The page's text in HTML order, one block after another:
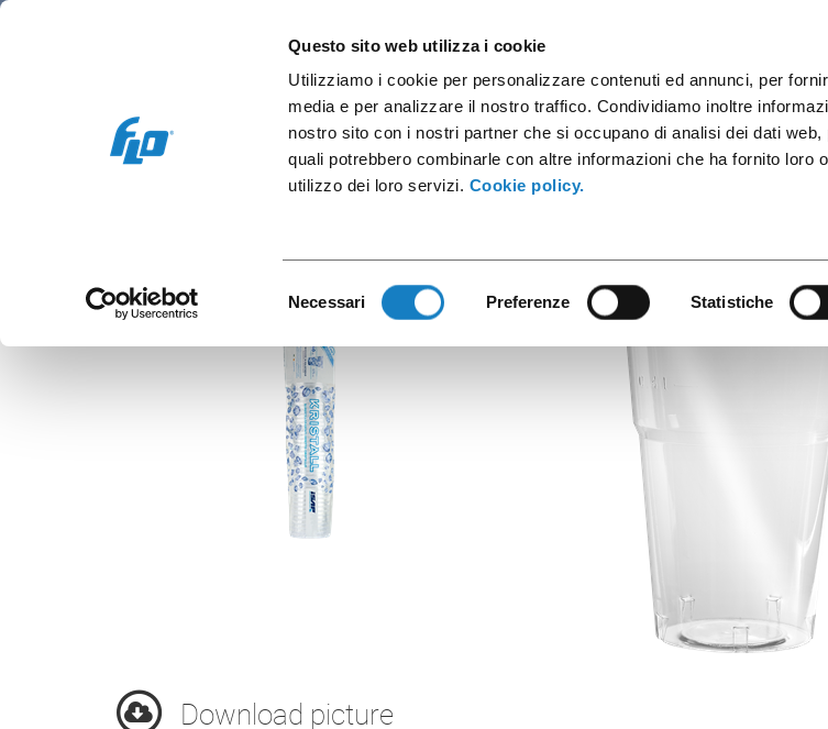
Questo sito web utilizza i cookie
Utilizziamo i cookie per personalizzare contenuti ed annunci, per
media e per analizzare il nostro traffico. Condividiamo inoltre
nostro sito con i nostri partner che si occupano di analisi dei dati
quali potrebbero combinarle con altre informazioni che ha fornito loro
utilizzo dei loro servizi. Cookie policy.
Necessari Preferenze Statistiche
Vending and office Coffee capsules
Kristall
C.575cc PS
Download picture